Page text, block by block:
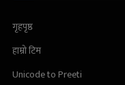
गृहपृष्ठ
हाम्रो टिम
Unicode to Preeti